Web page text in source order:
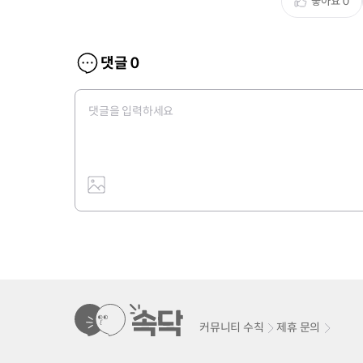
댓글0
커뮤니티 수칙 제휴 문의